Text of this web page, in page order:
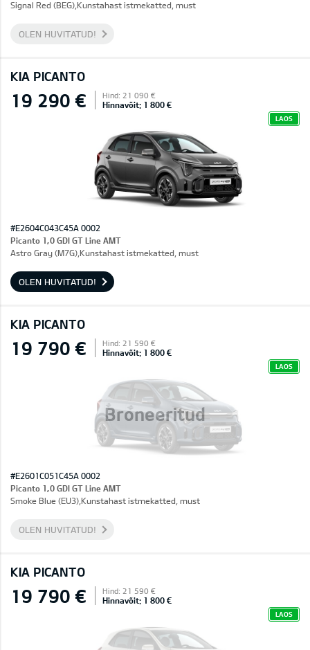
Signal Red (BEG),Kunstahast istmekatted, must
OLEN HUVITATUD!
KIA PICANTO
19 290 € Hind: 21 090 €
Hinnavõit: 1 800 €
LAOS
#E2604C043C45A 0002
Picanto 1,0 GDI GT Line AMT
Astro Gray (M7G),Kunstahast istmekatted, must
OLEN HUVITATUD!
KIA PICANTO
Broneeritud
19 790 € Hind: 21 590 €
Hinnavõit: 1 800 €
LAOS
#E2601C051C45A 0002
Picanto 1,0 GDI GT Line AMT
Smoke Blue (EU3),Kunstahast istmekatted, must
OLEN HUVITATUD!
KIA PICANTO
19 790 € Hind: 21 590 €
Hinnavõit: 1 800 €
LAOS